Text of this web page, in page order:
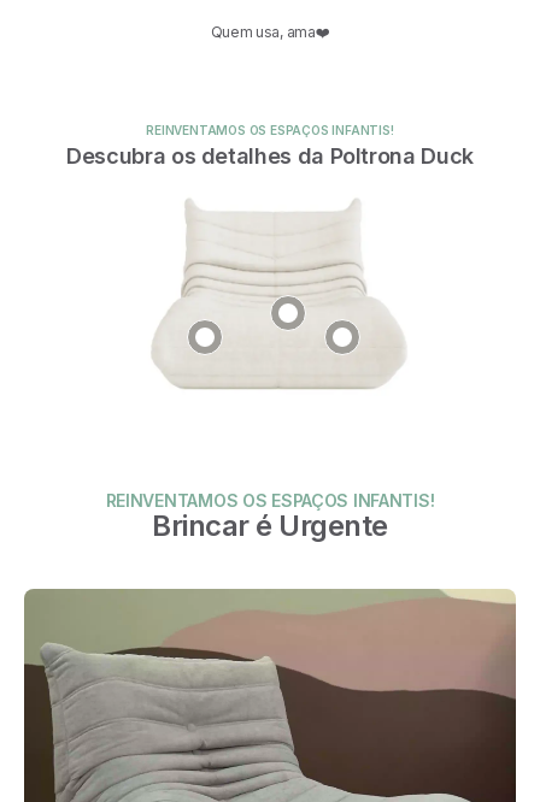
Quem usa, ama❤️
REINVENTAMOS OS ESPAÇOS INFANTIS!
Descubra os detalhes da Poltrona Duck
REINVENTAMOS OS ESPAÇOS INFANTIS!
Brincar é Urgente